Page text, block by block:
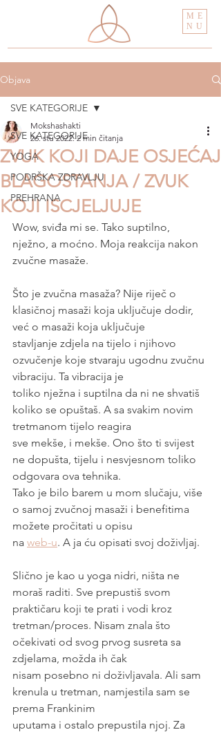
ME
NU
Objava
SVE KATEGORIJE
YOGA
PODRŠKA ZDRAVLJU
PREHRANA
SVE KATEGORIJE
ZVUK KOJI DAJE OSJEĆAJ
BLAGOSTANJA / ZVUK
KOJI ISCJELJUJE
Mokshashakti
26. stu 2022. 2 min čitanja
Wow, sviđa mi se. Tako suptilno,
nježno, a moćno. Moja reakcija nakon
zvučne masaže.
Što je zvučna masaža? Nije riječ o
klasičnoj masaži koja uključuje dodir,
već o masaži koja uključuje
stavljanje zdjela na tijelo i njihovo
ozvučenje koje stvaraju ugodnu zvučnu
vibraciju. Ta vibracija je
toliko nježna i suptilna da ni ne shvatiš
koliko se opuštaš. A sa svakim novim
tretmanom tijelo reagira
sve mekše, i mekše. Ono što ti svijest
ne dopušta, tijelu i nesvjesnom toliko
odgovara ova tehnika.
Tako je bilo barem u mom slučaju, više
o samoj zvučnoj masaži i benefitima
možete pročitati u opisu
na web-u. A ja ću opisati svoj doživljaj.
Slično je kao u yoga nidri, ništa ne
moraš raditi. Sve prepustiš svom
praktičaru koji te prati i vodi kroz
tretman/proces. Nisam znala što
očekivati od svog prvog susreta sa
zdjelama, možda ih čak
nisam posebno ni doživljavala. Ali sam
krenula u tretman, namjestila sam se
prema Frankinim
uputama i ostalo prepustila njoj. Za